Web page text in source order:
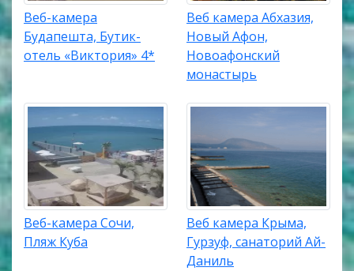
Веб-камера
Будапешта, Бутик-
отель «Виктория» 4*
Веб камера Абхазия,
Новый Афон,
Новоафонский
монастырь
Веб-камера Сочи,
Пляж Куба
Веб камера Крыма,
Гурзуф, санаторий Ай-
Даниль